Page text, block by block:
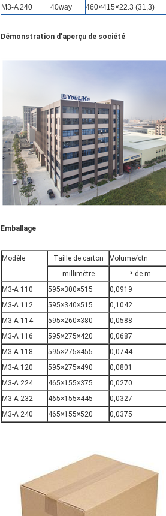
M3-A 240
40way 460×415×22.3 (31,3)
Démonstration d'aperçu de société
Emballage
Modèle Taille de carton Volume/ctn
millimètre
³ de m
M3-A 110
595×300×515 0,0919
M3-A 112
595×340×515 0,1042
M3-A 114
595×260×380 0,0588
M3-A 116
595×275×420 0,0687
M3-A 118
595×275×455 0,0744
M3-A 120
595×275×490 0,0801
M3-A 224
465×155×375 0,0270
M3-A 232
465×155×445 0,0327
M3-A 240
465×155×520 0,0375